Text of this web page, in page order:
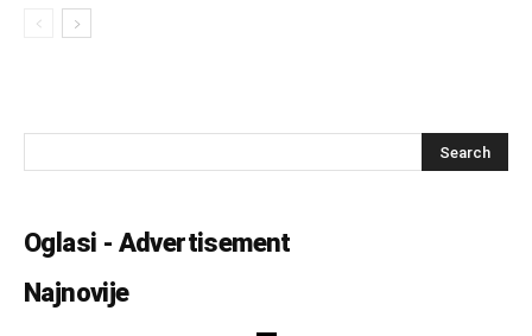
Oglasi - Advertisement
Najnovije